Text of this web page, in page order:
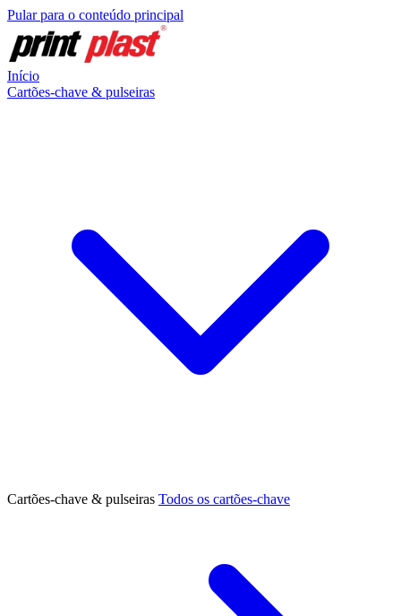
Pular para o conteúdo principal
Início
Cartões-chave & pulseiras
Cartões-chave & pulseiras Todos os cartões-chave